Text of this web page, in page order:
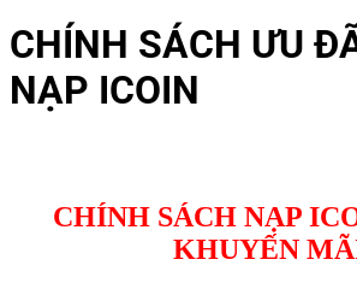
CHÍNH SÁCH ƯU
NẠP ICOIN
CHÍNH SÁCH NẠP
KHUYẾN